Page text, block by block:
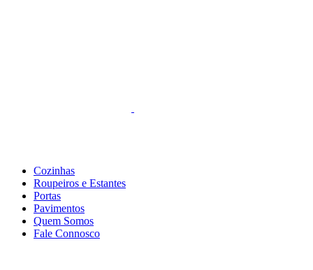
Cozinhas
Roupeiros e Estantes
Portas
Pavimentos
Quem Somos
Fale Connosco